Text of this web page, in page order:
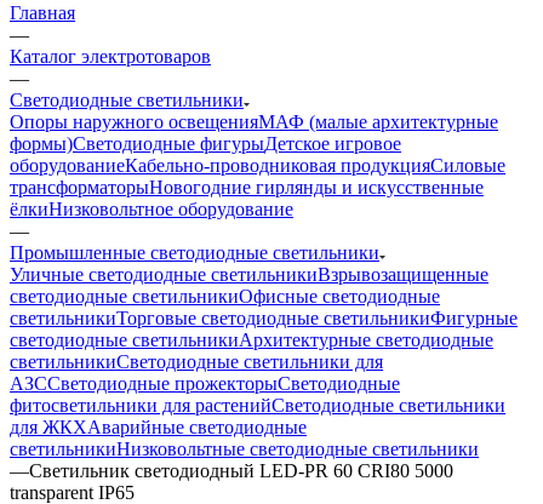
Главная
—
Каталог электротоваров
—
Светодиодные светильники
Опоры наружного освещенияМАФ (малые архитектурные
формы)Светодиодные фигурыДетское игровое
оборудованиеКабельно-проводниковая продукцияСиловые
трансформаторыНовогодние гирлянды и искусственные
ёлкиНизковольтное оборудование
—
Промышленные светодиодные светильники
Уличные светодиодные светильникиВзрывозащищенные
светодиодные светильникиОфисные светодиодные
светильникиТорговые светодиодные светильникиФигурные
светодиодные светильникиАрхитектурные светодиодные
светильникиСветодиодные светильники для
АЗССветодиодные прожекторыСветодиодные
фитосветильники для растенийСветодиодные светильники
для ЖКХАварийные светодиодные
светильникиНизковольтные светодиодные светильники
—Светильник светодиодный LED-PR 60 CRI80 5000
transparent IP65